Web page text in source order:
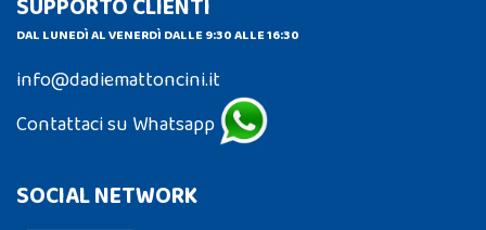
DAL LUNEDÌ AL VENERDÌ DALLE 9:30 ALLE 16:30
info@dadiemattoncini.it
Contattaci su Whatsapp
SOCIAL NETWORK